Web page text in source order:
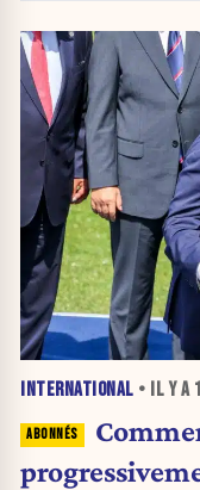
INTERNATIONAL • IL Y A